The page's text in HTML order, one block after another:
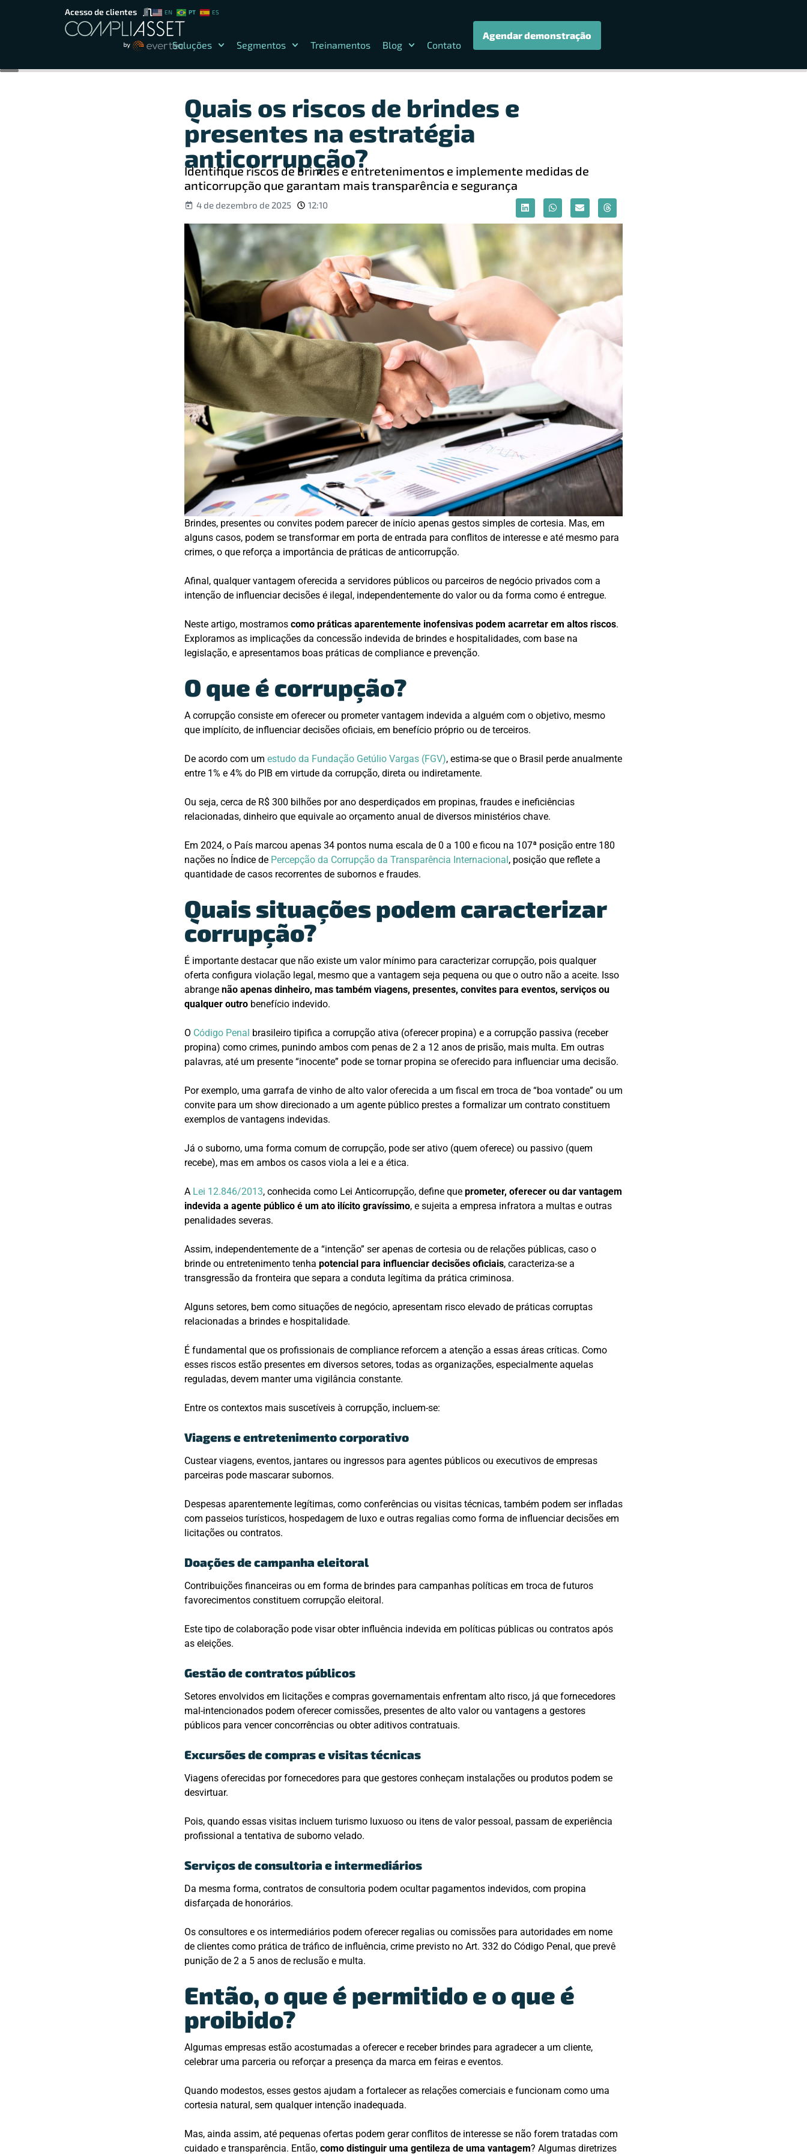
Acesso de clientes EN PT ES
Soluções Segmentos Treinamentos Blog Contato
Agendar demonstração
Quais os riscos de brindes e
presentes na estratégia
anticorrupção?
Identifique riscos de brindes e entretenimentos e implemente medidas de
anticorrupção que garantam mais transparência e segurança
4 de dezembro de 2025 12:10
Brindes, presentes ou convites podem parecer de início apenas gestos simples de cortesia. Mas, em
alguns casos, podem se transformar em porta de entrada para conflitos de interesse e até mesmo para
crimes, o que reforça a importância de práticas de anticorrupção.
Afinal, qualquer vantagem oferecida a servidores públicos ou parceiros de negócio privados com a
intenção de influenciar decisões é ilegal, independentemente do valor ou da forma como é entregue.
Neste artigo, mostramos como práticas aparentemente inofensivas podem acarretar em altos riscos.
Exploramos as implicações da concessão indevida de brindes e hospitalidades, com base na
legislação, e apresentamos boas práticas de compliance e prevenção.
O que é corrupção?
A corrupção consiste em oferecer ou prometer vantagem indevida a alguém com o objetivo, mesmo
que implícito, de influenciar decisões oficiais, em benefício próprio ou de terceiros.
De acordo com um estudo da Fundação Getúlio Vargas (FGV), estima-se que o Brasil perde anualmente
entre 1% e 4% do PIB em virtude da corrupção, direta ou indiretamente.
Ou seja, cerca de R$ 300 bilhões por ano desperdiçados em propinas, fraudes e ineficiências
relacionadas, dinheiro que equivale ao orçamento anual de diversos ministérios chave.
Em 2024, o País marcou apenas 34 pontos numa escala de 0 a 100 e ficou na 107ª posição entre 180
nações no Índice de Percepção da Corrupção da Transparência Internacional, posição que reflete a
quantidade de casos recorrentes de subornos e fraudes.
Quais situações podem caracterizar
corrupção?
É importante destacar que não existe um valor mínimo para caracterizar corrupção, pois qualquer
oferta configura violação legal, mesmo que a vantagem seja pequena ou que o outro não a aceite. Isso
abrange não apenas dinheiro, mas também viagens, presentes, convites para eventos, serviços ou
qualquer outro benefício indevido.
O Código Penal brasileiro tipifica a corrupção ativa (oferecer propina) e a corrupção passiva (receber
propina) como crimes, punindo ambos com penas de 2 a 12 anos de prisão, mais multa. Em outras
palavras, até um presente “inocente” pode se tornar propina se oferecido para influenciar uma decisão.
Por exemplo, uma garrafa de vinho de alto valor oferecida a um fiscal em troca de “boa vontade” ou um
convite para um show direcionado a um agente público prestes a formalizar um contrato constituem
exemplos de vantagens indevidas.
Já o suborno, uma forma comum de corrupção, pode ser ativo (quem oferece) ou passivo (quem
recebe), mas em ambos os casos viola a lei e a ética.
A Lei 12.846/2013, conhecida como Lei Anticorrupção, define que prometer, oferecer ou dar vantagem
indevida a agente público é um ato ilícito gravíssimo, e sujeita a empresa infratora a multas e outras
penalidades severas.
Assim, independentemente de a “intenção” ser apenas de cortesia ou de relações públicas, caso o
brinde ou entretenimento tenha potencial para influenciar decisões oficiais, caracteriza-se a
transgressão da fronteira que separa a conduta legítima da prática criminosa.
Alguns setores, bem como situações de negócio, apresentam risco elevado de práticas corruptas
relacionadas a brindes e hospitalidade.
É fundamental que os profissionais de compliance reforcem a atenção a essas áreas críticas. Como
esses riscos estão presentes em diversos setores, todas as organizações, especialmente aquelas
reguladas, devem manter uma vigilância constante.
Entre os contextos mais suscetíveis à corrupção, incluem-se:
Viagens e entretenimento corporativo
Custear viagens, eventos, jantares ou ingressos para agentes públicos ou executivos de empresas
parceiras pode mascarar subornos.
Despesas aparentemente legítimas, como conferências ou visitas técnicas, também podem ser infladas
com passeios turísticos, hospedagem de luxo e outras regalias como forma de influenciar decisões em
licitações ou contratos.
Doações de campanha eleitoral
Contribuições financeiras ou em forma de brindes para campanhas políticas em troca de futuros
favorecimentos constituem corrupção eleitoral.
Este tipo de colaboração pode visar obter influência indevida em políticas públicas ou contratos após
as eleições.
Gestão de contratos públicos
Setores envolvidos em licitações e compras governamentais enfrentam alto risco, já que fornecedores
mal-intencionados podem oferecer comissões, presentes de alto valor ou vantagens a gestores
públicos para vencer concorrências ou obter aditivos contratuais.
Excursões de compras e visitas técnicas
Viagens oferecidas por fornecedores para que gestores conheçam instalações ou produtos podem se
desvirtuar.
Pois, quando essas visitas incluem turismo luxuoso ou itens de valor pessoal, passam de experiência
profissional a tentativa de suborno velado.
Serviços de consultoria e intermediários
Da mesma forma, contratos de consultoria podem ocultar pagamentos indevidos, com propina
disfarçada de honorários.
Os consultores e os intermediários podem oferecer regalias ou comissões para autoridades em nome
de clientes como prática de tráfico de influência, crime previsto no Art. 332 do Código Penal, que prevê
punição de 2 a 5 anos de reclusão e multa.
Então, o que é permitido e o que é
proibido?
Algumas empresas estão acostumadas a oferecer e receber brindes para agradecer a um cliente,
celebrar uma parceria ou reforçar a presença da marca em feiras e eventos.
Quando modestos, esses gestos ajudam a fortalecer as relações comerciais e funcionam como uma
cortesia natural, sem qualquer intenção inadequada.
Mas, ainda assim, até pequenas ofertas podem gerar conflitos de interesse se não forem tratadas com
cuidado e transparência. Então, como distinguir uma gentileza de uma vantagem? Algumas diretrizes